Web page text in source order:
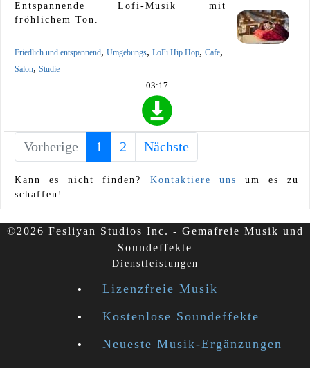
Entspannende Lofi-Musik mit
fröhlichem Ton.
Friedlich und entspannend, Umgebungs, LoFi Hip Hop, Cafe,
Salon, Studie
03:17
Vorherige 1 (current)
2 Nächste
Kann es nicht finden? Kontaktiere uns
um es zu
schaffen!
©2026 Fesliyan Studios Inc. - Gemafreie Musik und
Soundeffekte
Dienstleistungen
Lizenzfreie Musik
Kostenlose Soundeffekte
Neueste Musik-Ergänzungen